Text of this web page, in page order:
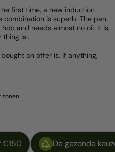
first time, a new induction
combination is superb. The pan
and needs almost no oil. It is,
is...
on offer is, if anything,
tonen
€150 De gezonde